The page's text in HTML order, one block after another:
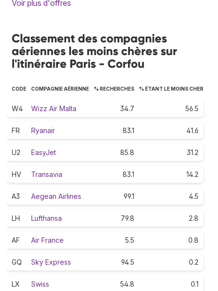
Voir plus d'offres
Classement des compagnies
aériennes les moins chères sur
l'itinéraire Paris - Corfou
CODE COMPAGNIE AÉRIENNE % RECHERCHES % ÉTANT LE MOINS CHER
W4 Wizz Air Malta 34.7 56.5
FR Ryanair 83.1 41.6
U2 EasyJet 85.8 31.2
HV Transavia 83.1 14.2
A3 Aegean Airlines 99.1 4.5
LH Lufthansa 79.8 2.8
AF Air France 5.5 0.8
GQ Sky Express 94.5 0.2
LX Swiss 54.8 0.1